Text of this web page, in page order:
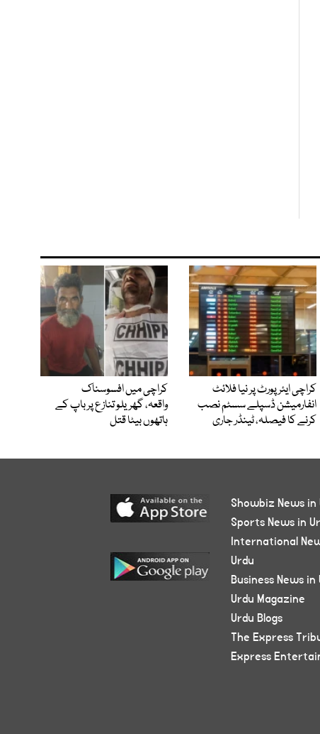
کراچی ایئرپورٹ پر نیا فلائٹ
انفارمیشن ڈسپلے سسٹم نصب
کرنے کا فیصلہ، ٹینڈر جاری
کراچی میں افسوسناک
واقعہ، گھریلو تنازع پر باپ کے
ہاتھوں بیٹا قتل
Showbiz News in
Sports News in
International
Urdu
Business News in
Urdu Magazine
Urdu Blogs
The Express
Express